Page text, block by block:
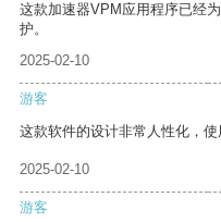
这款加速器VPM应用程序已经
护。
2025-02-10
游客
这款软件的设计非常人性化，使
2025-02-10
游客